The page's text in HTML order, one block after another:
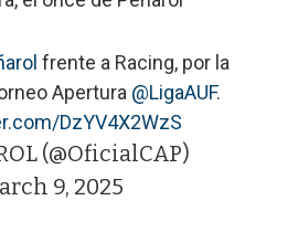
frente a Racing, por la
Apertura @LigaAUF.
DzYV4X2WzS
(@OficialCAP)
9, 2025